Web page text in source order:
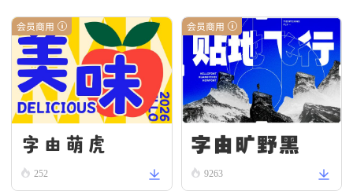
会员商用
字由萌虎
252
会员商用
字由旷野黑
9263